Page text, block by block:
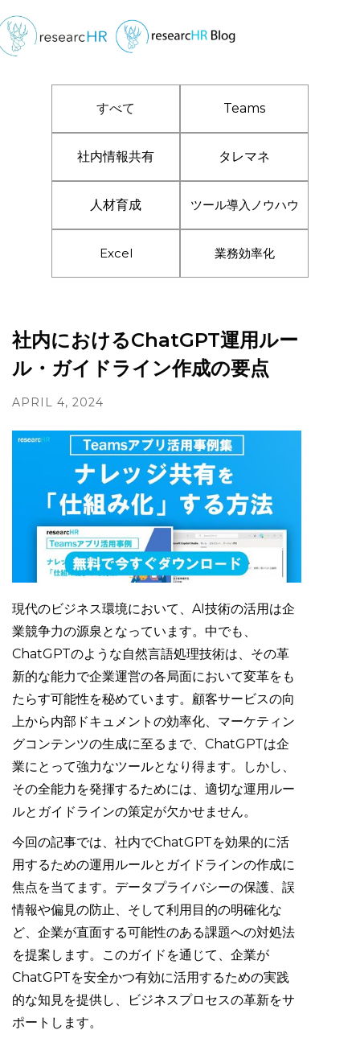
すべて Teams
社内情報共有 タレマネ
人材育成 ツール導入ノウハウ
Excel 業務効率化
社内におけるChatGPT運用ルー
ル・ガイドライン作成の要点
APRIL 4, 2024
現代のビジネス環境において、AI技術の活用は企
業競争力の源泉となっています。中でも、
ChatGPTのような自然言語処理技術は、その革
新的な能力で企業運営の各局面において変革をも
たらす可能性を秘めています。顧客サービスの向
上から内部ドキュメントの効率化、マーケティン
グコンテンツの生成に至るまで、ChatGPTは企
業にとって強力なツールとなり得ます。しかし、
その全能力を発揮するためには、適切な運用ルー
ルとガイドラインの策定が欠かせません。
今回の記事では、社内でChatGPTを効果的に活
用するための運用ルールとガイドラインの作成に
焦点を当てます。データプライバシーの保護、誤
情報や偏見の防止、そして利用目的の明確化な
ど、企業が直面する可能性のある課題への対処法
を提案します。このガイドを通じて、企業が
ChatGPTを安全かつ有効に活用するための実践
的な知見を提供し、ビジネスプロセスの革新をサ
ポートします。